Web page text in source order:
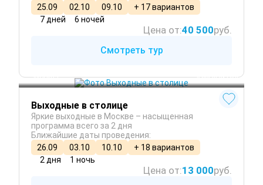
25.09
02.10 09.10
+ 17 вариантов
7 дней
6 ночей
Цена от:40 500руб.
Смотреть тур
Москва Круглый год
Выходные в столице
Яркие выходные в Москве – насыщенная
программа всего за 2 дня
Ближайшие даты проведения:
26.09
03.10 10.10
+ 18 вариантов
2 дня
1 ночь
Цена от:13 000руб.